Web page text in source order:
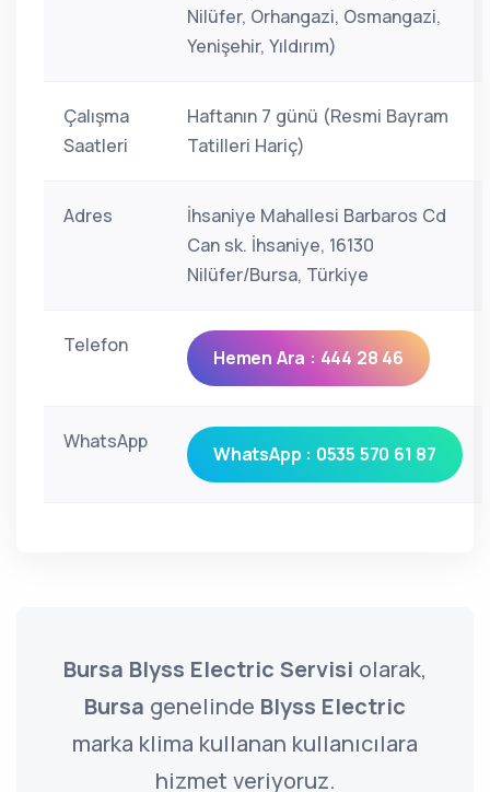
Nilüfer, Orhangazi, Osmangazi,
Yenişehir, Yıldırım)
Çalışma
Saatleri
Haftanın 7 günü (Resmi Bayram
Tatilleri Hariç)
Adres
İhsaniye Mahallesi Barbaros Cd
Can sk. İhsaniye, 16130
Nilüfer/Bursa, Türkiye
Telefon
Hemen Ara : 444 28 46
WhatsApp
WhatsApp : 0535 570 61 87
Bursa Blyss Electric Servisi olarak,
Bursa genelinde Blyss Electric
marka klima kullanan kullanıcılara
hizmet veriyoruz.